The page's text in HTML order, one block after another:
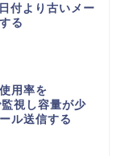
付より古いメー
る
用率を
視し容量が少
ル送信する